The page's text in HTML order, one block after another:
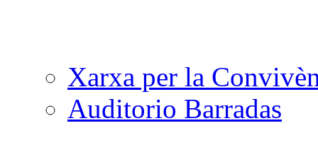
Xarxa per la
Auditorio Barradas